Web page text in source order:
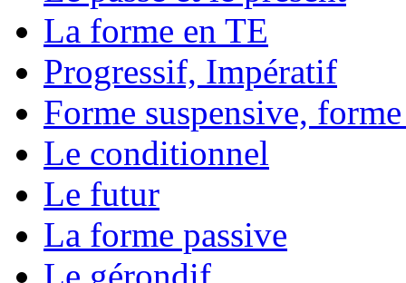
La forme en TE
Progressif, Impératif
Forme suspensive,
Le conditionnel
Le futur
La forme passive
Le gérondif